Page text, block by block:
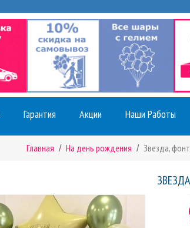
Гарантия Акции Наши Работы
Главная На день рождения Звезда,